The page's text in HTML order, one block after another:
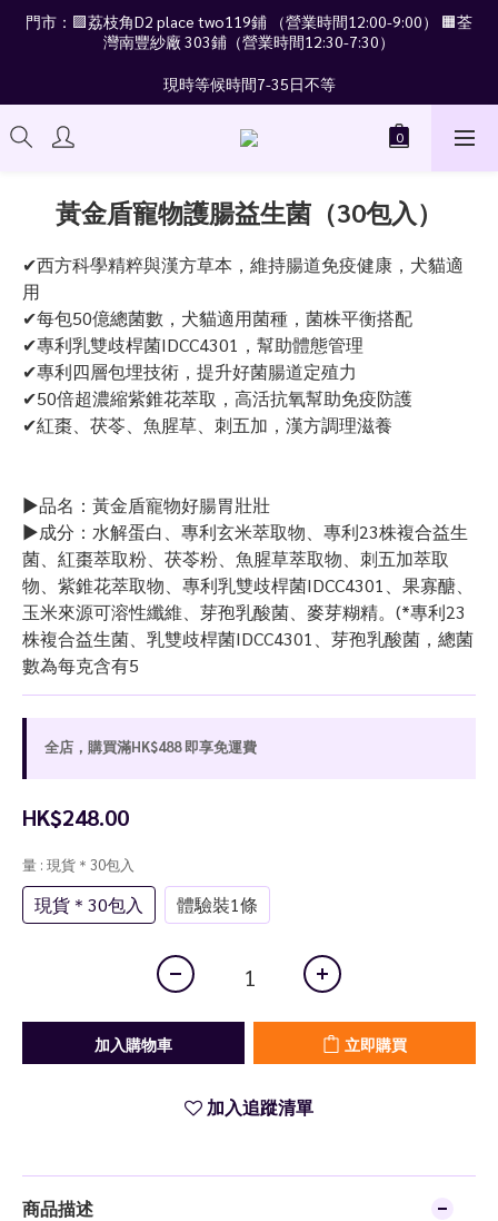
門市：🟪荔枝角D2 place two119鋪 （營業時間12:00-9:00） 🟧荃
灣南豐紗廠 303鋪（營業時間12:30-7:30）
現時等候時間7-35日不等
黃金盾寵物護腸益生菌（30包入）
✔西方科學精粹與漢方草本，維持腸道免疫健康，犬貓適
用
✔每包50億總菌數，犬貓適用菌種，菌株平衡搭配
✔專利乳雙歧桿菌IDCC4301，幫助體態管理
✔專利四層包埋技術，提升好菌腸道定殖力
✔50倍超濃縮紫錐花萃取，高活抗氧幫助免疫防護
✔紅棗、茯苓、魚腥草、刺五加，漢方調理滋養
►品名：黃金盾寵物好腸胃壯壯
►成分：水解蛋白、專利玄米萃取物、專利23株複合益生
菌、紅棗萃取粉、茯苓粉、魚腥草萃取物、刺五加萃取
物、紫錐花萃取物、專利乳雙歧桿菌IDCC4301、果寡醣、
玉米來源可溶性纖維、芽孢乳酸菌、麥芽糊精。(*專利23
株複合益生菌、乳雙歧桿菌IDCC4301、芽孢乳酸菌，總菌
數為每克含有5
全店，購買滿HK$488 即享免運費
HK$248.00
量 : 現貨＊30包入
現貨＊30包入 體驗裝1條
加入購物車 立即購買
加入追蹤清單
商品描述